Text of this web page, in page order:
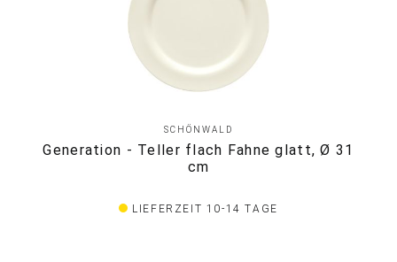
SCHÖNWALD
Generation - Teller flach Fahne glatt, Ø 31
cm
LIEFERZEIT 10-14 TAGE